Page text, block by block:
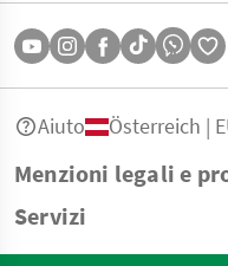
Menzioni legali e
Servizi
Aiuto Österreich |